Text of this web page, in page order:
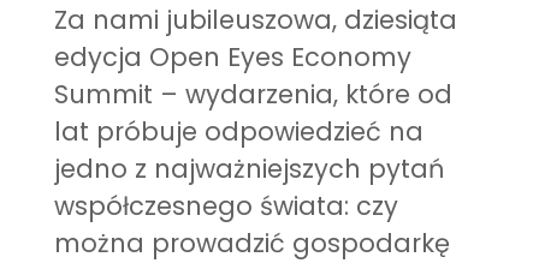
Za nami jubileuszowa, dziesiąta
edycja Open Eyes Economy
Summit – wydarzenia, które od
lat próbuje odpowiedzieć na
jedno z najważniejszych pytań
współczesnego świata: czy
można prowadzić gospodarkę